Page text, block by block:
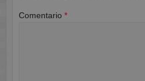
Comentario *